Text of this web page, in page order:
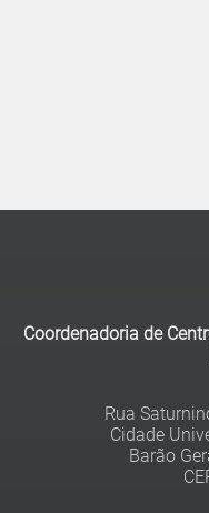
Coordenadoria de
Rua
Cidade
Barão